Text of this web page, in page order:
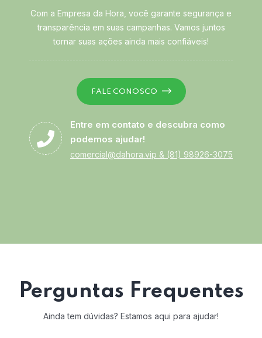
Com a Empresa da Hora, você garante segurança e
transparência em suas campanhas. Vamos juntos
tornar suas ações ainda mais confiáveis!
FALE CONOSCO
Entre em contato e descubra como
podemos ajudar!
comercial@dahora.vip & (81) 98926-3075
Perguntas Frequentes
Ainda tem dúvidas? Estamos aqui para ajudar!